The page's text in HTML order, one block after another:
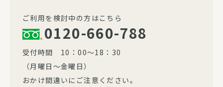
ご利用を検討中の方はこちら
0120-660-788
受付時間 10：00～18：30
（月曜日～金曜日）
おかけ間違いにご注意ください。